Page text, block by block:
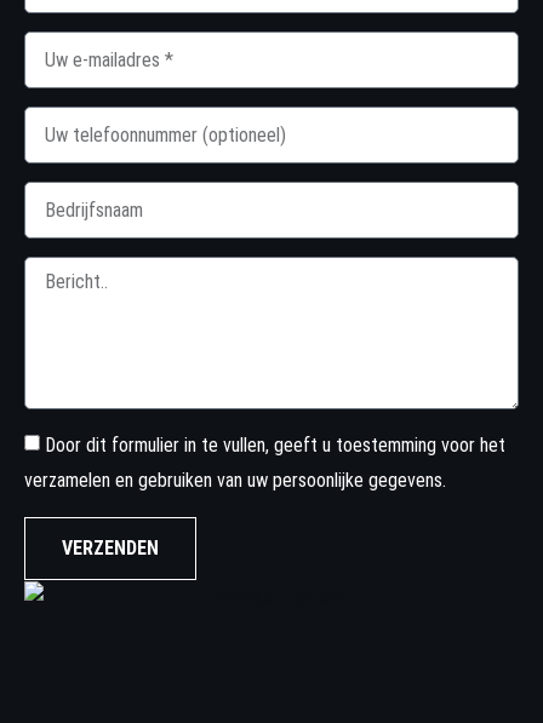
Door dit formulier in te vullen, geeft u toestemming voor het
verzamelen en gebruiken van uw persoonlijke gegevens.
VERZENDEN